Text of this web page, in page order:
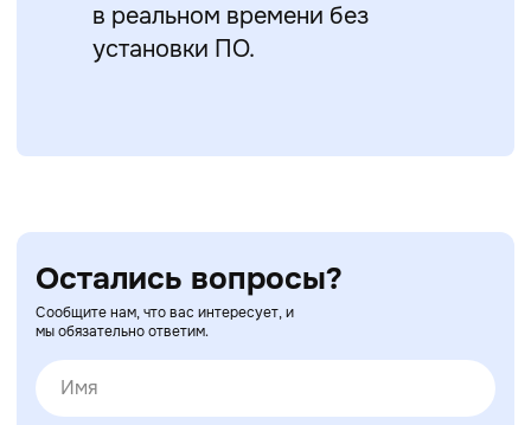
в реальном времени без
установки ПО.
Остались вопросы?
Сообщите нам, что вас интересует, и
мы обязательно ответим.